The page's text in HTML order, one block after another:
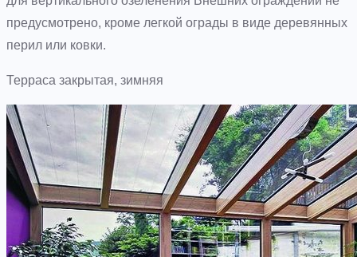
предусмотрено, кроме легкой ограды в виде деревянных
перил или ковки.
Терраса закрытая, зимняя